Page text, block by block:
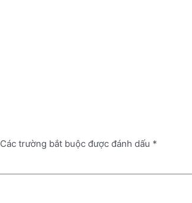
Các trường bắt buộc được đánh dấu *